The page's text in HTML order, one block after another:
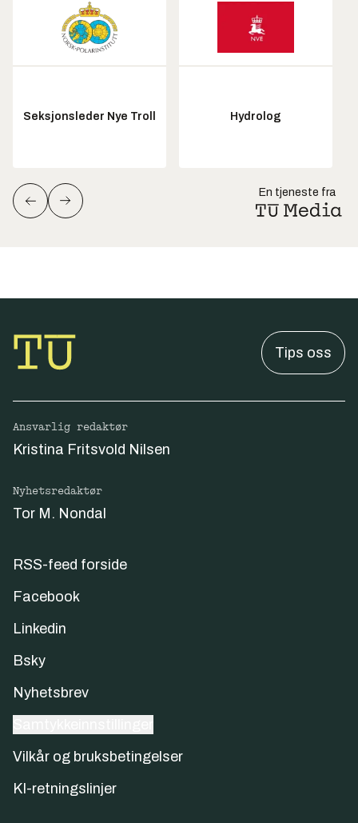
Seksjonsleder Nye Troll Hydrolog
En tjeneste fra
Tips oss
Ansvarlig redaktør
Kristina Fritsvold Nilsen
Nyhetsredaktør
Tor M. Nondal
RSS-feed forside
Facebook
Linkedin
Bsky
Nyhetsbrev
Vilkår og bruksbetingelser
KI-retningslinjer